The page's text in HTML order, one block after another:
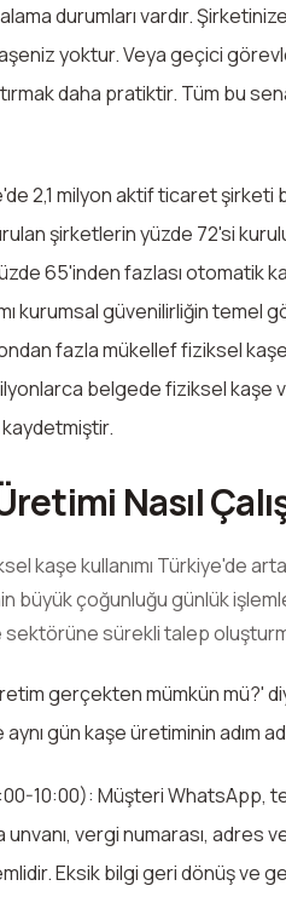
durumları vardır.
yoktur. Veya geçici
daha pratiktir. Tüm bu
2,1 milyon aktif ticaret şirketi
şirketlerin yüzde 72'si
65'inden fazlası otomatik
kurumsal güvenilirliğin temel
fazla mükellef fiziksel
belgede fiziksel kaşe
Nasıl
kaşe kullanımı Türkiye'de
çoğunluğu günlük
sürekli talep
gerçekten mümkün mü?'
gün kaşe üretiminin adım
10:00): Müşteri WhatsApp,
vergi numarası, adres
Eksik bilgi geri dönüş ve